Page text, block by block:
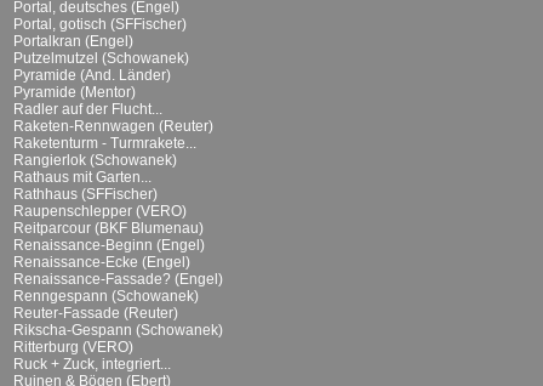
Portal, deutsches (Engel)
Portal, gotisch (SFFischer)
Portalkran (Engel)
Putzelmutzel (Schowanek)
Pyramide (And. Länder)
Pyramide (Mentor)
Radler auf der Flucht...
Raketen-Rennwagen (Reuter)
Raketenturm - Turmrakete...
Rangierlok (Schowanek)
Rathaus mit Garten...
Rathhaus (SFFischer)
Raupenschlepper (VERO)
Reitparcour (BKF Blumenau)
Renaissance-Beginn (Engel)
Renaissance-Ecke (Engel)
Renaissance-Fassade? (Engel)
Renngespann (Schowanek)
Reuter-Fassade (Reuter)
Rikscha-Gespann (Schowanek)
Ritterburg (VERO)
Ruck + Zuck, integriert...
Ruinen & Bögen (Ebert)